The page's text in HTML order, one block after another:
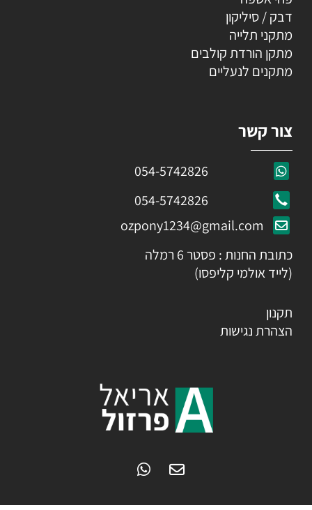
דבק / סיליקון
מתקני תלייה
מתקן הורדת קולבים
מתקנים לנעליים
צור קשר
054-5742826
054-5742826
ozpony1234@gmail.com
כתובת החנות : פסטר 6 רמלה
(לייד אולמי קליפסו)
תקנון
הצהרת נגישות